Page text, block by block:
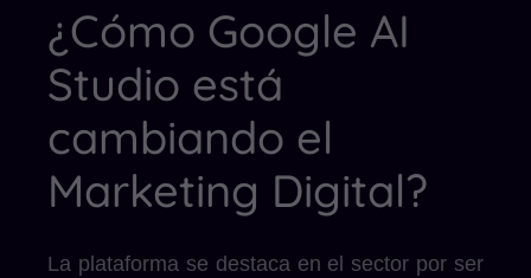
¿Cómo Google AI
Studio está
cambiando el
Marketing Digital?
La plataforma se destaca en el sector por ser